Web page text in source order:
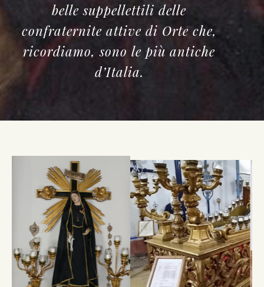
belle suppellettili delle
confraternite attive di Orte che,
ricordiamo, sono le più antiche
d’Italia.